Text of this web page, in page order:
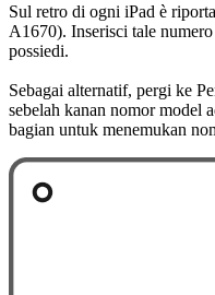
Sul retro di ogni iPad è
A1670). Inserisci tale
possiedi.
Sebagai alternatif, pergi ke
sebelah kanan nomor model
bagian untuk menemukan